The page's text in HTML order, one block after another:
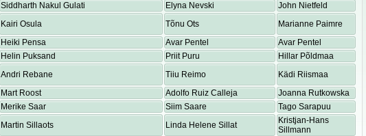
Siddharth Nakul Gulati Elyna Nevski
John Nietfeld
Kairi Osula Tõnu Ots
Marianne Paimre
Heiki Pensa Avar Pentel
Avar Pentel
Helin Puksand Priit Puru
Hillar Põldmaa
Andri Rebane Tiiu Reimo
Kädi Riismaa
Mart Roost Adolfo Ruiz Calleja
Joanna Rutkowska
Merike Saar Siim Saare
Tago Sarapuu
Martin Sillaots Linda Helene Sillat
Kristjan-Hans
Sillmann